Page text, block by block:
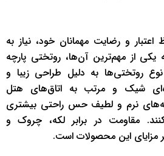
و رضایت مهمانان خود، نیاز به
یکی از مهم‌ترین آن‌ها، روتختی پارچه
روتختی‌ها به دلیل طراحی زیبا و
شیک و مرتب به اتاق‌های هتل
نرم و لطیف حس راحتی بیشتری
مقاومت در برابر لکه، چروک و
مزایای این محصولات است.